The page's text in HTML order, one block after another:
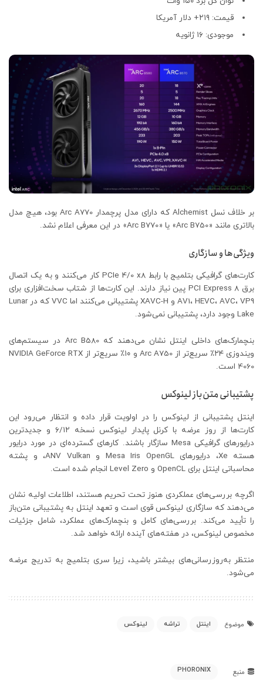
قیمت: ۲۱۹+ دلار آمریکا
موجودی: ۱۶ ژانویه
بر خلاف نسل Alchemist که دارای مدل پرچمدار Arc A770 بود، هیچ مدل
بالاتری مانند «Arc B750» یا «Arc B770» در این معرفی اعلام نشد.
ویژگی‌ها و سازگاری
کارت‌های گرافیکی بتلمیج با رابط PCIe 4/0 x8 کار می‌کنند و به یک اتصال
برق PCI Express 8 پین نیاز دارند. این کارت‌ها از شتاب سخت‌افزاری برای
AV1، HEVC، AVC، VP9 و XAVC-H پشتیبانی می‌کنند اما VVC که در Lunar
Lake وجود دارد، پشتیبانی نمی‌شود.
بنچمارک‌های داخلی اینتل نشان می‌دهند که Arc B580 در سیستم‌های
ویندوزی ۲۴٪ سریع‌تر از Arc A750 و ۱۰٪ سریع‌تر از NVIDIA GeForce RTX
4060 است.
پشتیبانی متن‌باز لینوکس
اینتل پشتیبانی از لینوکس را در اولویت قرار داده و انتظار می‌رود این
کارت‌ها از روز عرضه با کرنل پایدار لینوکس نسخه ۶/۱۲ و جدیدترین
درایورهای گرافیکی Mesa سازگار باشند. کارهای گسترده‌ای در مورد درایور
هسته Xe، درایورهای Mesa Iris OpenGL و ANV Vulkan، و پشته
محاسباتی اینتل برای OpenCL و Level Zero انجام شده است.
اگرچه بررسی‌های عملکردی هنوز تحت تحریم هستند، اطلاعات اولیه نشان
می‌دهند که سازگاری لینوکس قوی است و تعهد اینتل به پشتیبانی متن‌باز
را تأیید می‌کند. بررسی‌های کامل و بنچمارک‌های عملکرد، شامل جزئیات
مخصوص لینوکس، در هفته‌های آینده ارائه خواهد شد.
منتظر به‌روزرسانی‌های بیشتر باشید، زیرا سری بتلمیج به تدریج عرضه
می‌شود.
موضوع اینتل تراشه لینوکس
منبع PHORONIX